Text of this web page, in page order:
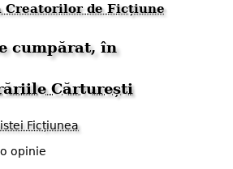
Creatorilor de Ficțiune
cumpărat, în
Cărturești
Ficțiunea
opinie